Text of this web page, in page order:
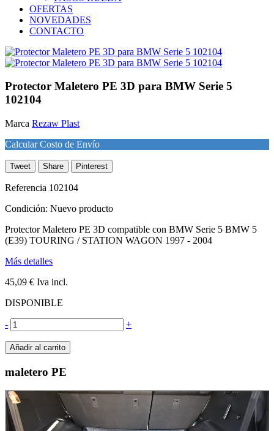
OFERTAS
NOVEDADES
CONTACTO
Protector Maletero PE 3D para BMW Serie 5
102104
Marca Rezaw Plast
Calcular Costo de Envío
Tweet Share Pinterest
Referencia 102104
Condición: Nuevo producto
Protector Maletero PE 3D compatible con BMW Serie 5 BMW 5
(E39) TOURING / STATION WAGON 1997 - 2004
Más detalles
45,09 € Iva incl.
DISPONIBLE
- +
Añadir al carrito
maletero PE